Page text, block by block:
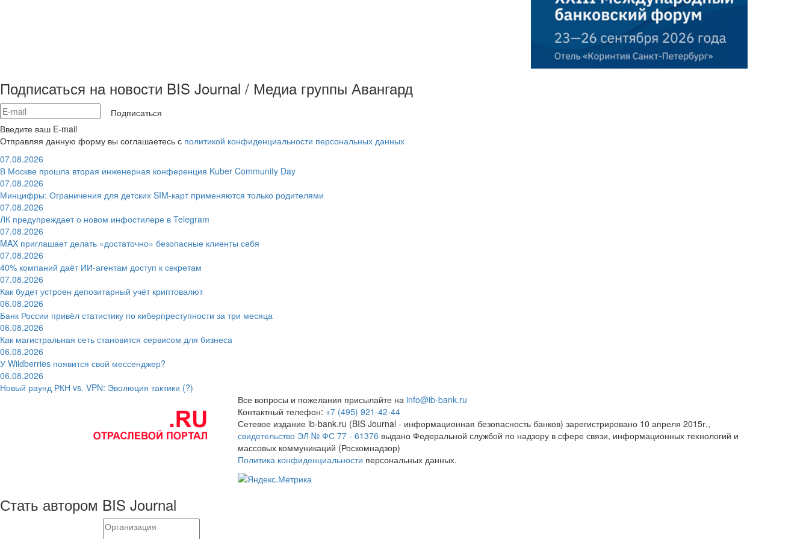
Подписаться на новости BIS Journal / Медиа группы Авангард
Подписаться
Введите ваш E-mail
Отправляя данную форму вы соглашаетесь с политикой конфиденциальности персональных данных
07.08.2026
В Москве прошла вторая инженерная конференция Kuber Community Day
07.08.2026
Минцифры: Ограничения для детских SIM-карт применяются только родителями
07.08.2026
ЛК предупреждает о новом инфостилере в Telegram
07.08.2026
MAX приглашает делать «достаточно» безопасные клиенты себя
07.08.2026
40% компаний даёт ИИ‑агентам доступ к секретам
07.08.2026
Как будет устроен депозитарный учёт криптовалют
06.08.2026
Банк России привёл статистику по киберпреступности за три месяца
06.08.2026
Как магистральная сеть становится сервисом для бизнеса
06.08.2026
У Wildberries появится свой мессенджер?
06.08.2026
Новый раунд РКН vs. VPN: Эволюция тактики (?)
Все вопросы и пожелания присылайте на info@ib-bank.ru
Контактный телефон: +7 (495) 921-42-44
Сетевое издание ib-bank.ru (BIS Journal - информационная безопасность банков) зарегистрировано 10 апреля 2015г.,
свидетельство ЭЛ № ФС 77 - 61376 выдано Федеральной службой по надзору в сфере связи, информационных технологий и
массовых коммуникаций (Роскомнадзор)
Политика конфиденциальности персональных данных.
Стать автором BIS Journal